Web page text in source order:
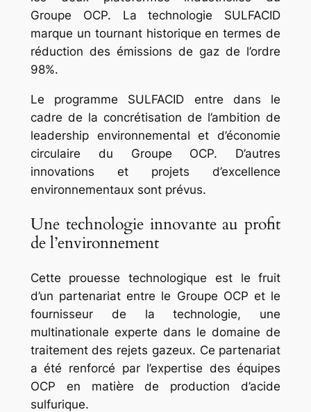
Groupe OCP. La technologie SULFACID
marque un tournant historique en termes de
réduction des émissions de gaz de l’ordre
98%.
Le programme SULFACID entre dans le
cadre de la concrétisation de l’ambition de
leadership environnemental et d’économie
circulaire du Groupe OCP. D’autres
innovations et projets d’excellence
environnementaux sont prévus.
Une technologie innovante au profit
de l’environnement
Cette prouesse technologique est le fruit
d’un partenariat entre le Groupe OCP et le
fournisseur de la technologie, une
multinationale experte dans le domaine de
traitement des rejets gazeux. Ce partenariat
a été renforcé par l’expertise des équipes
OCP en matière de production d’acide
sulfurique.